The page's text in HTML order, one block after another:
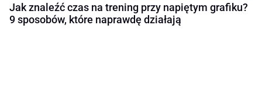
Jak znaleźć czas na trening przy napiętym grafiku?
9 sposobów, które naprawdę działają